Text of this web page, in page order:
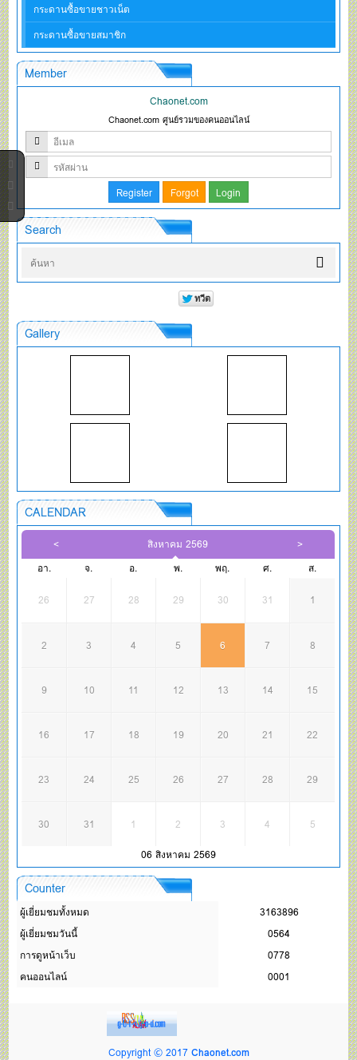
กระดานซื้อขายชาวเน็ต
กระดานซื้อขายสมาชิก
Member
Chaonet.com
Chaonet.com ศูนย์รวมของคนออนไลน์
Search
Gallery
CALENDAR
สิงหาคม 2569
อา.
จ. อ. พ. พฤ. ศ. ส.
26 27 28 29 30 31 1
2 3 4 5 6 7 8
9 10 11 12 13 14 15
16 17 18 19 20 21 22
23 24 25 26 27 28 29
30 31 1 2 3 4
5
06 สิงหาคม 2569
Counter
ผู้เยี่ยมชมทั้งหมด
3163896
ผู้เยี่ยมชมวันนี้
0564
การดูหน้าเว็บ
0778
คนออนไลน์
0001
Copyright © 2017 Chaonet.com